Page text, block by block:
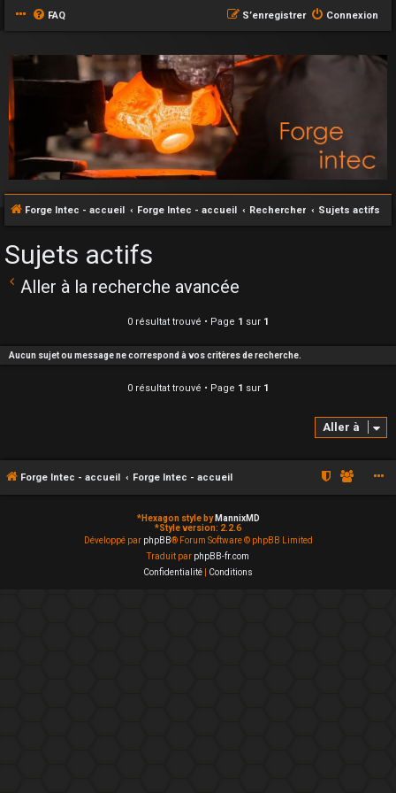
FAQ Connexion
S’enregistrer
Forge Intec - accueil Forge Intec - accueil Rechercher Sujets actifs
Sujets actifs
Aller à la recherche avancée
0 résultat trouvé • Page 1 sur 1
Aucun sujet ou message ne correspond à vos critères de recherche.
0 résultat trouvé • Page 1 sur 1
Aller à
Forge Intec - accueil Forge Intec - accueil
*Hexagon style by MannixMD
*Style version: 2.2.6
Développé par phpBB® Forum Software © phpBB Limited
Traduit par phpBB-fr.com
Confidentialité
Conditions